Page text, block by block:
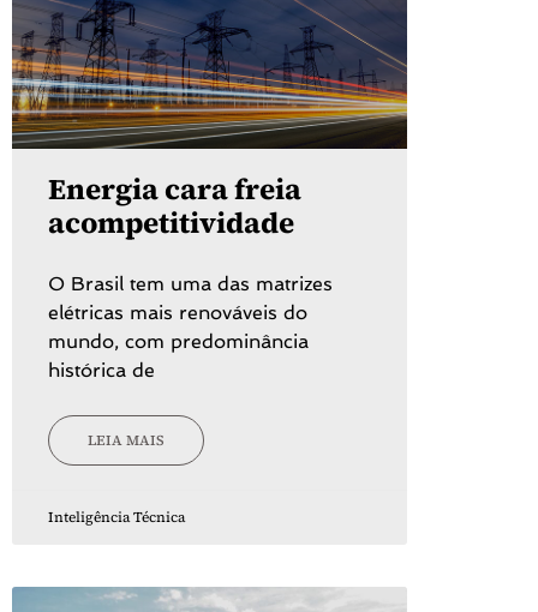
Energia cara freia
acompetitividade
O Brasil tem uma das matrizes
elétricas mais renováveis do
mundo, com predominância
histórica de
LEIA MAIS
Inteligência Técnica